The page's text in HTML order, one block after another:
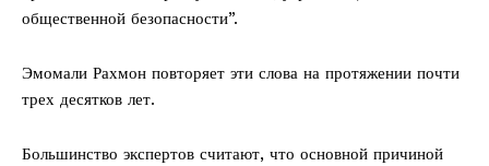
общественной безопасности”.
Эмомали Рахмон повторяет эти слова на протяжении почти
трех десятков лет.
Большинство экспертов считают, что основной причиной